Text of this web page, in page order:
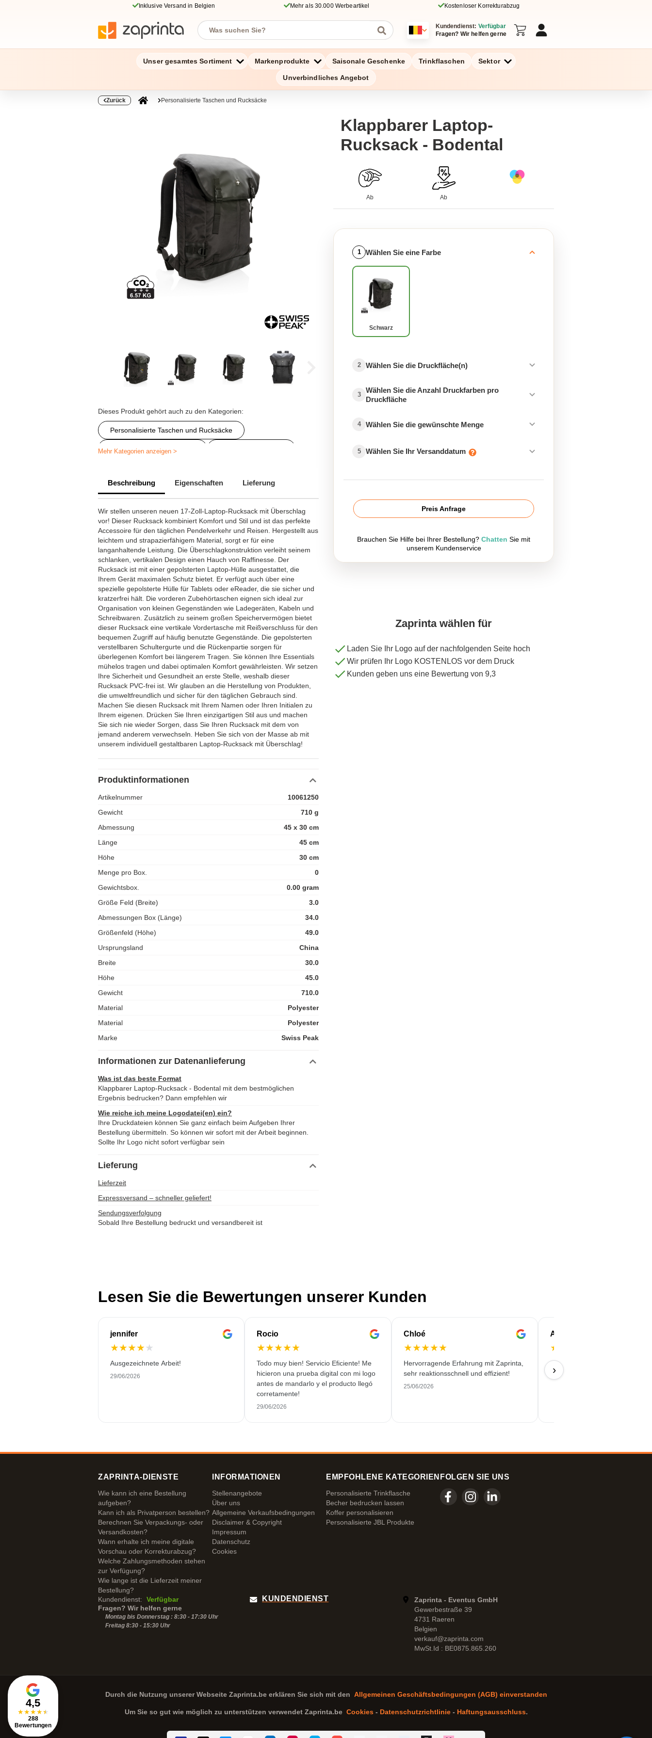
Inklusive Versand in Belgien Mehr als 30.000 Werbeartikel Kostenloser Korrekturabzug
Kundendienst: Verfügbar
Fragen? Wir helfen gerne
Unser gesamtes Sortiment Markenprodukte Saisonale Geschenke Trinkflaschen Sektor
Unverbindliches Angebot
Zurück Personalisierte Taschen und Rucksäcke
Dieses Produkt gehört auch zu den Kategorien:
Personalisierte Taschen und Rucksäcke
Laptoptasche personalisiert
Mehr Kategorien anzeigen >
Beschreibung Eigenschaften Lieferung
Wir stellen unseren neuen 17-Zoll-Laptop-Rucksack mit Überschlag
vor! Dieser Rucksack kombiniert Komfort und Stil und ist das perfekte
Accessoire für den täglichen Pendelverkehr und Reisen. Hergestellt aus
leichtem und strapazierfähigem Material, sorgt er für eine
langanhaltende Leistung. Die Überschlagkonstruktion verleiht seinem
schlanken, vertikalen Design einen Hauch von Raffinesse. Der
Rucksack ist mit einer gepolsterten Laptop-Hülle ausgestattet, die
Ihrem Gerät maximalen Schutz bietet. Er verfügt auch über eine
spezielle gepolsterte Hülle für Tablets oder eReader, die sie sicher und
kratzerfrei hält. Die vorderen Zubehörtaschen eignen sich ideal zur
Organisation von kleinen Gegenständen wie Ladegeräten, Kabeln und
Schreibwaren. Zusätzlich zu seinem großen Speichervermögen bietet
dieser Rucksack eine vertikale Vordertasche mit Reißverschluss für den
bequemen Zugriff auf häufig benutzte Gegenstände. Die gepolsterten
verstellbaren Schultergurte und die Rückenpartie sorgen für
überlegenen Komfort bei längerem Tragen. Sie können Ihre Essentials
mühelos tragen und dabei optimalen Komfort gewährleisten. Wir setzen
Ihre Sicherheit und Gesundheit an erste Stelle, weshalb dieser
Rucksack PVC-frei ist. Wir glauben an die Herstellung von Produkten,
die umweltfreundlich und sicher für den täglichen Gebrauch sind.
Machen Sie diesen Rucksack mit Ihrem Namen oder Ihren Initialen zu
Ihrem eigenen. Drücken Sie Ihren einzigartigen Stil aus und machen
Sie sich nie wieder Sorgen, dass Sie Ihren Rucksack mit dem von
jemand anderem verwechseln. Heben Sie sich von der Masse ab mit
unserem individuell gestaltbaren Laptop-Rucksack mit Überschlag!
Produktinformationen
Artikelnummer
10061250
Gewicht
710 g
Abmessung
45 x 30 cm
Länge
45 cm
Höhe
30 cm
Menge pro Box.
0
Gewichtsbox.
0.00 gram
Größe Feld (Breite)
3.0
Abmessungen Box (Länge)
34.0
Größenfeld (Höhe)
49.0
Ursprungsland
China
Breite
30.0
Höhe
45.0
Gewicht
710.0
Material
Polyester
Material
Polyester
Marke
Swiss Peak
Informationen zur Datenanlieferung
Was ist das beste Format
Klappbarer Laptop-Rucksack - Bodental mit dem bestmöglichen
Ergebnis bedrucken? Dann empfehlen wir
Wie reiche ich meine Logodatei(en) ein?
Ihre Druckdateien können Sie ganz einfach beim Aufgeben Ihrer
Bestellung übermitteln. So können wir sofort mit der Arbeit beginnen.
Sollte Ihr Logo nicht sofort verfügbar sein
Lieferung
Lieferzeit
Expressversand – schneller geliefert!
Sendungsverfolgung
Sobald Ihre Bestellung bedruckt und versandbereit ist
Klappbarer Laptop-
Rucksack - Bodental
Ab Ab
1 Wählen Sie eine Farbe
Schwarz
2 Wählen Sie die Druckfläche(n)
3
Wählen Sie die Anzahl Druckfarben pro
Druckfläche
4 Wählen Sie die gewünschte Menge
5 Wählen Sie Ihr Versanddatum
Preis Anfrage
Brauchen Sie Hilfe bei Ihrer Bestellung? Chatten Sie mit
unserem Kundenservice
Zaprinta wählen für
Laden Sie Ihr Logo auf der nachfolgenden Seite hoch
Wir prüfen Ihr Logo KOSTENLOS vor dem Druck
Kunden geben uns eine Bewertung von 9,3
Lesen Sie die Bewertungen unserer Kunden
jennifer
★★★★★
Ausgezeichnete Arbeit!
29/06/2026
Rocio
★★★★★
Todo muy bien! Servicio Eficiente! Me
hicieron una prueba digital con mi logo
antes de mandarlo y el producto llegó
corretamente!
29/06/2026
Chloé
★★★★★
Hervorragende Erfahrung mit Zaprinta,
sehr reaktionsschnell und effizient!
25/06/2026
ALAN.
★
25/06/2026
›
4,5
★★★★★
288
Bewertungen
ZAPRINTA-DIENSTE
Wie kann ich eine Bestellung
aufgeben?
Kann ich als Privatperson bestellen?
Berechnen Sie Verpackungs- oder
Versandkosten?
Wann erhalte ich meine digitale
Vorschau oder Korrekturabzug?
Welche Zahlungsmethoden stehen
zur Verfügung?
Wie lange ist die Lieferzeit meiner
Bestellung?
INFORMATIONEN
Stellenangebote
Über uns
Allgemeine Verkaufsbedingungen
Disclaimer & Copyright
Impressum
Datenschutz
Cookies
EMPFOHLENE KATEGORIEN
Personalisierte Trinkflasche
Becher bedrucken lassen
Koffer personalisieren
Personalisierte JBL Produkte
FOLGEN SIE UNS
Kundendienst:
Verfügbar
Fragen? Wir helfen gerne
Montag bis Donnerstag : 8:30 - 17:30 Uhr
Freitag 8:30 - 15:30 Uhr
KUNDENDIENST
Zaprinta - Eventus GmbH
Gewerbestraße 39
4731 Raeren
Belgien
verkauf@zaprinta.com
MwSt.Id : BE0875.865.260
Durch die Nutzung unserer Webseite Zaprinta.beerklären Sie sich mit den Allgemeinen Geschäftsbedingungen (AGB) einverstanden
Um Sie so gut wie möglich zu unterstützen verwendet Zaprinta.be Cookies- Datenschutzrichtlinie- Haftungsausschluss.